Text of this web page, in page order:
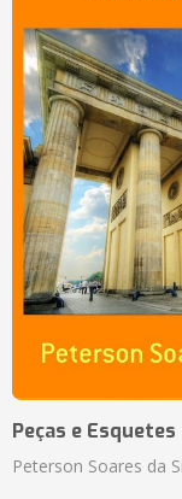
Peças e
Peterson Soares da